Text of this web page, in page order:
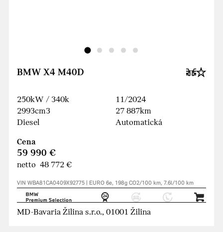
BMW X4 M40D
250kW / 340k
2993cm3
Diesel
11/2024
27 887km
Automatická
Cena
59 990 €
netto 48 772 €
VIN WBA81CA0409X92775 | EURO 6e, 198g CO2/100 km, 7.6l/100 km
MD-Bavaria Žilina s.r.o., 01001 Žilina